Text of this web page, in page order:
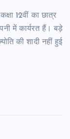
12वीं का छात्र
में कार्यरत हैं। बड़े
की शादी नहीं हुई